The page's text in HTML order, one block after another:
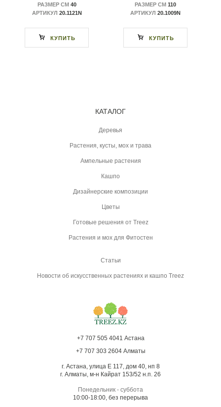
РАЗМЕР СМ40
АРТИКУЛ 20.1121N
КУПИТЬ
РАЗМЕР СМ 110
АРТИКУЛ 20.1009N
КУПИТЬ
КАТАЛОГ
Деревья
Растения, кусты, мох и трава
Ампельные растения
Кашпо
Дизайнерские композиции
Цветы
Готовые решения от Treez
Растения и мох для Фитостен
Статьи
Новости об искусственных растениях и кашпо Treez
+7 707 505 4041 Астана
+7 707 303 2604 Алматы
г. Астана, улица Е 117, дом 40, нп 8
г. Алматы, м-н Кайрат 153/52 н.п. 26
Понедельник - суббота
10:00-18:00, без перерыва